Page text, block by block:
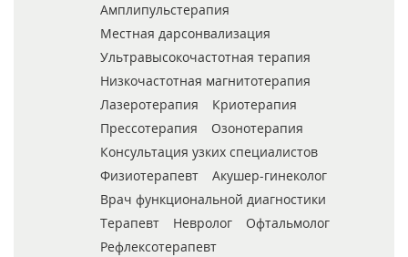
Амплипульстерапия
Местная дарсонвализация
Ультравысокочастотная терапия
Низкочастотная магнитотерапия
Лазеротерапия
Криотерапия
Прессотерапия
Озонотерапия
Консультация узких специалистов
Физиотерапевт
Акушер-гинеколог
Врач функциональной диагностики
Терапевт
Невролог
Офтальмолог
Рефлексотерапевт